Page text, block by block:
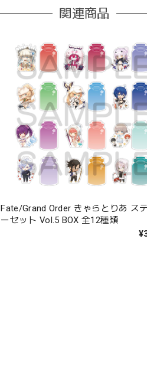
関連商品
Fate/Grand Order きゃらとりあ ス
ーセット Vol.5 BOX 全12種類